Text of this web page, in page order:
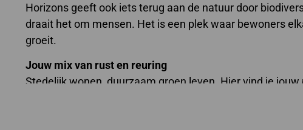
Horizons geeft ook iets terug aan de natuur door
draait het om mensen. Het is een plek waar bewoners
groeit.
Jouw mix van rust en reuring
Stedelijk wonen, duurzaam groen leven. Hier vind je